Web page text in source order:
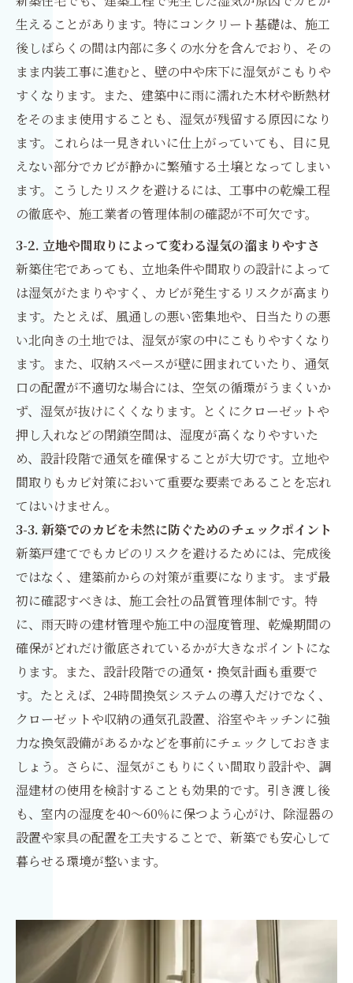
生えることがあります。特にコンクリート基礎は、施工
後しばらくの間は内部に多くの水分を含んでおり、その
まま内装工事に進むと、壁の中や床下に湿気がこもりや
すくなります。また、建築中に雨に濡れた木材や断熱材
をそのまま使用することも、湿気が残留する原因になり
ます。これらは一見きれいに仕上がっていても、目に見
えない部分でカビが静かに繁殖する土壌となってしまい
ます。こうしたリスクを避けるには、工事中の乾燥工程
の徹底や、施工業者の管理体制の確認が不可欠です。
3-2. 立地や間取りによって変わる湿気の溜まりやすさ
新築住宅であっても、立地条件や間取りの設計によって
は湿気がたまりやすく、カビが発生するリスクが高まり
ます。たとえば、風通しの悪い密集地や、日当たりの悪
い北向きの土地では、湿気が家の中にこもりやすくなり
ます。また、収納スペースが壁に囲まれていたり、通気
口の配置が不適切な場合には、空気の循環がうまくいか
ず、湿気が抜けにくくなります。とくにクローゼットや
押し入れなどの閉鎖空間は、湿度が高くなりやすいた
め、設計段階で通気を確保することが大切です。立地や
間取りもカビ対策において重要な要素であることを忘れ
てはいけません。
3-3. 新築でのカビを未然に防ぐためのチェックポイント
新築戸建てでもカビのリスクを避けるためには、完成後
ではなく、建築前からの対策が重要になります。まず最
初に確認すべきは、施工会社の品質管理体制です。特
に、雨天時の建材管理や施工中の湿度管理、乾燥期間の
確保がどれだけ徹底されているかが大きなポイントにな
ります。また、設計段階での通気・換気計画も重要で
す。たとえば、24時間換気システムの導入だけでなく、
クローゼットや収納の通気孔設置、浴室やキッチンに強
力な換気設備があるかなどを事前にチェックしておきま
しょう。さらに、湿気がこもりにくい間取り設計や、調
湿建材の使用を検討することも効果的です。引き渡し後
も、室内の湿度を40〜60％に保つよう心がけ、除湿器の
設置や家具の配置を工夫することで、新築でも安心して
暮らせる環境が整います。